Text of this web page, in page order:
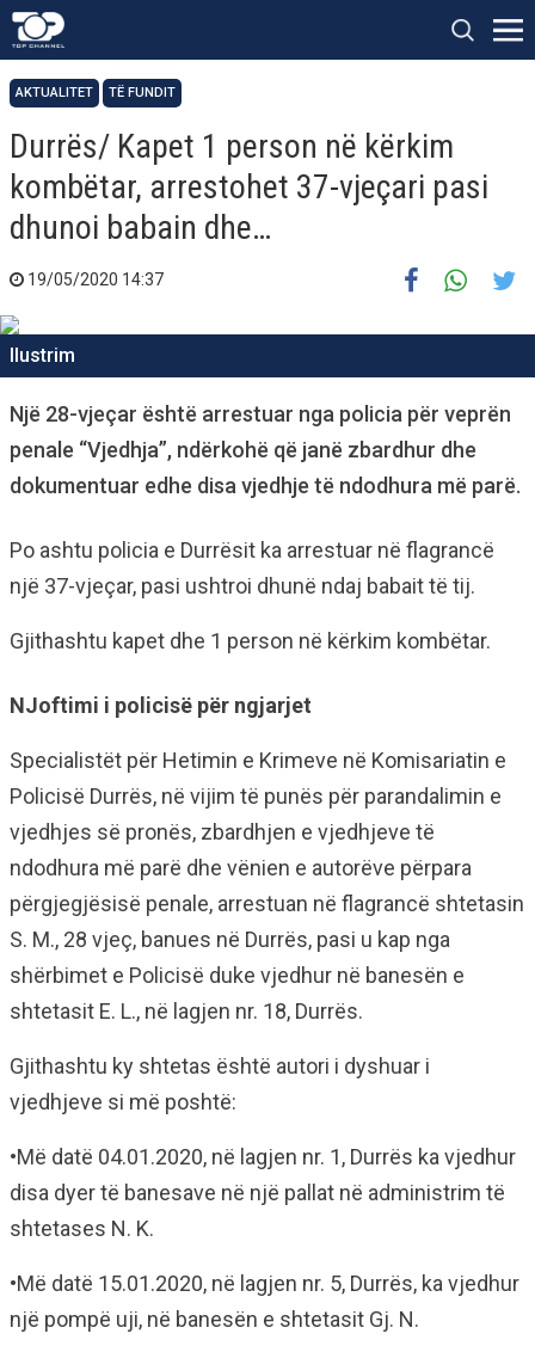
AKTUALITET TË FUNDIT
Durrës/ Kapet 1 person në kërkim
kombëtar, arrestohet 37-vjeçari pasi
dhunoi babain dhe…
19/05/2020 14:37
Ilustrim
Një 28-vjeçar është arrestuar nga policia për veprën
penale “Vjedhja”, ndërkohë që janë zbardhur dhe
dokumentuar edhe disa vjedhje të ndodhura më parë.
Po ashtu policia e Durrësit ka arrestuar në flagrancë
një 37-vjeçar, pasi ushtroi dhunë ndaj babait të tij.
Gjithashtu kapet dhe 1 person në kërkim kombëtar.
NJoftimi i policisë për ngjarjet
Specialistët për Hetimin e Krimeve në Komisariatin e
Policisë Durrës, në vijim të punës për parandalimin e
vjedhjes së pronës, zbardhjen e vjedhjeve të
ndodhura më parë dhe vënien e autorëve përpara
përgjegjësisë penale, arrestuan në flagrancë shtetasin
S. M., 28 vjeç, banues në Durrës, pasi u kap nga
shërbimet e Policisë duke vjedhur në banesën e
shtetasit E. L., në lagjen nr. 18, Durrës.
Gjithashtu ky shtetas është autori i dyshuar i
vjedhjeve si më poshtë:
•Më datë 04.01.2020, në lagjen nr. 1, Durrës ka vjedhur
disa dyer të banesave në një pallat në administrim të
shtetases N. K.
•Më datë 15.01.2020, në lagjen nr. 5, Durrës, ka vjedhur
një pompë uji, në banesën e shtetasit Gj. N.